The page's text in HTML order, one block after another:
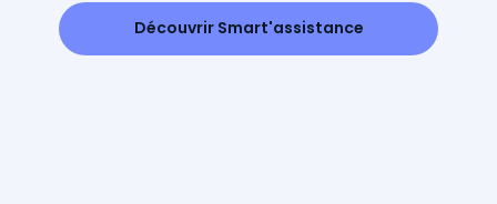
Découvrir Smart'assistance